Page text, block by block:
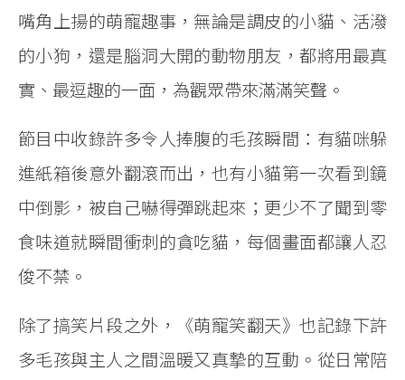
嘴角上揚的萌寵趣事，無論是調皮的小貓、活潑
的小狗，還是腦洞大開的動物朋友，都將用最真
實、最逗趣的一面，為觀眾帶來滿滿笑聲。
節目中收錄許多令人捧腹的毛孩瞬間：有貓咪躲
進紙箱後意外翻滾而出，也有小貓第一次看到鏡
中倒影，被自己嚇得彈跳起來；更少不了聞到零
食味道就瞬間衝刺的貪吃貓，每個畫面都讓人忍
俊不禁。
除了搞笑片段之外，《萌寵笑翻天》也記錄下許
多毛孩與主人之間溫暖又真摯的互動。從日常陪